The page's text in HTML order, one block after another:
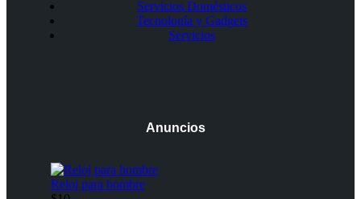
Servicios Domésticos
Tecnología y Gadgets
Servicios
Anuncios
Reloj para hombre